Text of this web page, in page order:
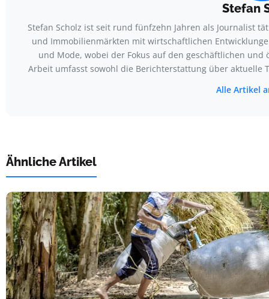
Stefan
Stefan Scholz ist seit rund fünfzehn Jahren als Journalist
und Immobilienmärkten mit wirtschaftlichen
und Mode, wobei der Fokus auf den geschäftlichen
Arbeit umfasst sowohl die Berichterstattung über aktuelle
Alle Artikel
Ähnliche Artikel